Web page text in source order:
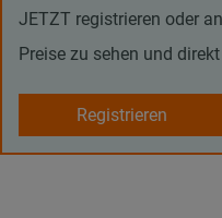
JETZT registrieren oder
Preise zu sehen und
Registrieren